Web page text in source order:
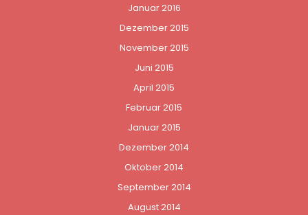
Januar 2016
Dezember 2015
November 2015
Juni 2015
April 2015
Februar 2015
Januar 2015
Dezember 2014
Oktober 2014
September 2014
August 2014